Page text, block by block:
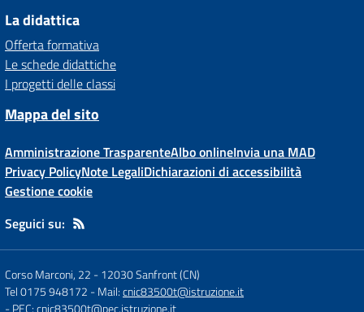
La didattica
Offerta formativa
Le schede didattiche
I progetti delle classi
Mappa del sito
Amministrazione TrasparenteAlbo onlineInvia una MAD
Privacy PolicyNote LegaliDichiarazioni di accessibilità
Gestione cookie
Seguici su:
Corso Marconi, 22 -12030 Sanfront (CN)
Tel 0175 948172 - Mail:cnic83500t@istruzione.it
- PEC:cnic83500t@pec.istruzione.it